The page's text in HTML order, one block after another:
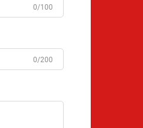
0/100
0/200